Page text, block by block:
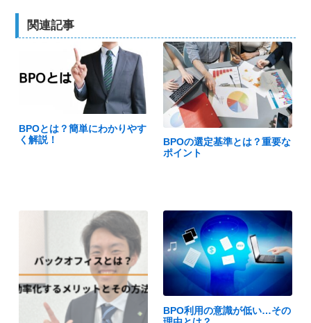
関連記事
BPOとは？簡単にわかりやす
く解説！
BPOの選定基準とは？重要な
ポイント
BPO利用の意識が低い…その